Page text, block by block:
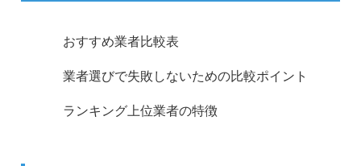
おすすめ業者比較表
業者選びで失敗しないための比較ポイント
ランキング上位業者の特徴